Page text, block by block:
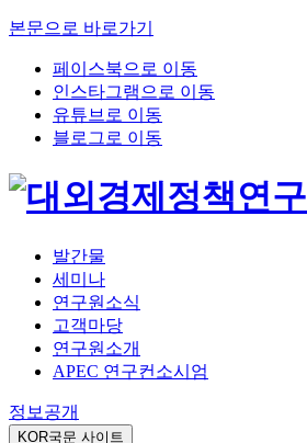
본문으로 바로가기
페이스북으로 이동
인스타그램으로 이동
유튜브로 이동
블로그로 이동
발간물
세미나
연구원소식
고객마당
연구원소개
APEC 연구컨소시엄
정보공개
KOR국문 사이트